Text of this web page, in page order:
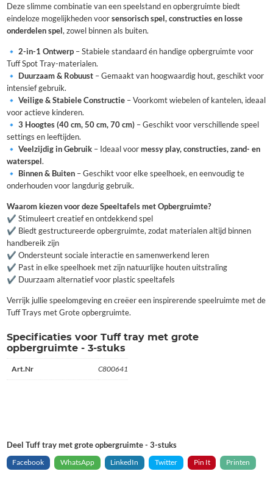
Deze slimme combinatie van een speelstand en opbergruimte biedt
eindeloze mogelijkheden voor sensorisch spel, constructies en losse
onderdelen spel , zowel binnen als buiten.
🔹 2-in-1 Ontwerp– Stabiele standaard én handige opbergruimte voor
Tuff Spot Tray-materialen.
🔹
Duurzaam & Robuust– Gemaakt van hoogwaardig hout, geschikt voor
intensief gebruik.
🔹 Veilige & Stabiele Constructie– Voorkomt wiebelen of kantelen, ideaal
voor actieve kinderen.
🔹 3 Hoogtes (40 cm, 50 cm, 70 cm)– Geschikt voor verschillende speel
settings en leeftijden.
🔹 Veelzijdig in Gebruik– Ideaal voor messy play, constructies, zand- en
waterspel .
🔹
Binnen & Buiten– Geschikt voor elke speelhoek, en eenvoudig te
onderhouden voor langdurig gebruik.
Waarom kiezen voor deze Speeltafels met Opbergruimte?
✔ Stimuleert creatief en ontdekkend spel
✔ Biedt gestructureerde opbergruimte, zodat materialen altijd binnen
handbereik zijn
✔ Ondersteunt sociale interactie en samenwerkend leren
✔ Past in elke speelhoek met zijn natuurlijke houten uitstraling
✔ Duurzaam alternatief voor plastic speeltafels
Verrijk jullie speelomgeving en creëer een inspirerende speelruimte met de
Tuff Trays met Grote opbergruimte.
Specificaties voor Tuff tray met grote
opbergruimte - 3-stuks
Art.Nr C800641
Deel Tuff tray met grote opbergruimte - 3-stuks
Facebook
WhatsApp LinkedIn Twitter Pin It Printen